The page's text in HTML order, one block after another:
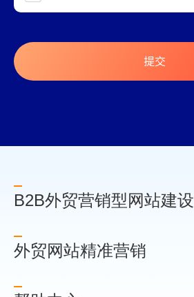
提交
B2B外贸营销型网站建设
外贸网站精准营销